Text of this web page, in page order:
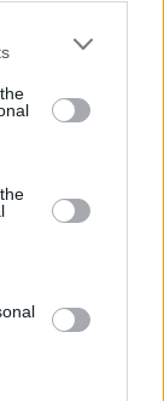
of the further
information
list of
IAB’s List of
that may
third parties.
una